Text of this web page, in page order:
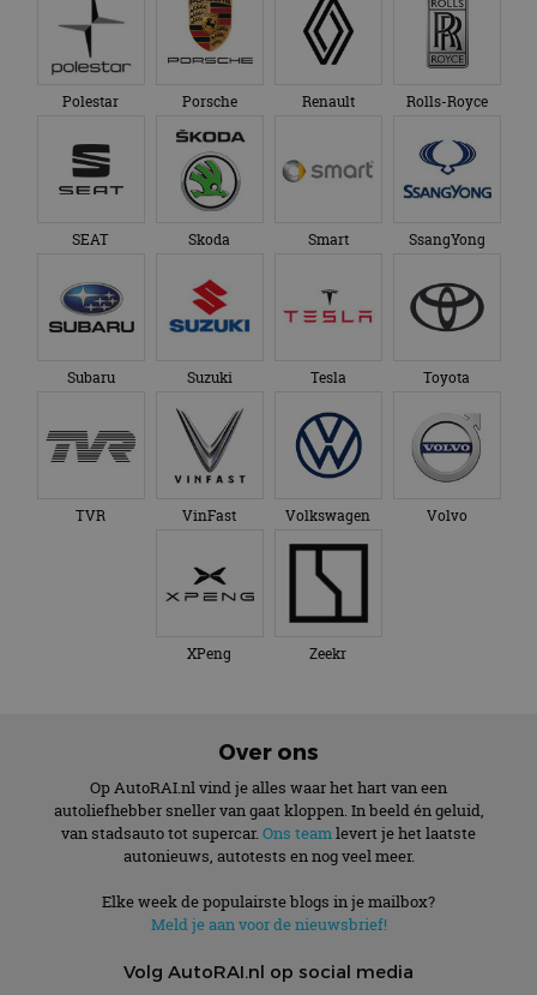
Polestar Porsche Renault Rolls-Royce
SEAT Skoda Smart SsangYong
Subaru Suzuki Tesla Toyota
TVR VinFast Volkswagen Volvo
XPeng Zeekr
Over ons
Op AutoRAI.nl vind je alles waar het hart van een
autoliefhebber sneller van gaat kloppen. In beeld én geluid,
van stadsauto tot supercar. Ons teamlevert je het laatste
autonieuws, autotests en nog veel meer.
Elke week de populairste blogs in je mailbox?
Meld je aan voor de nieuwsbrief!
Volg AutoRAI.nl op social media